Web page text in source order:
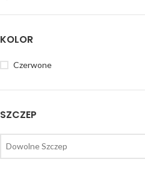
KOLOR
Czerwone
SZCZEP
Dowolne Szczep